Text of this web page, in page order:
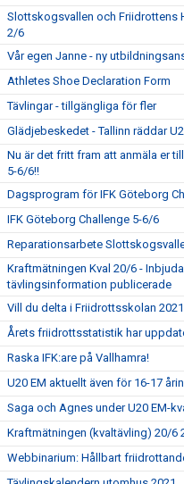
Slottskogsvallen och Friidrottens
2/6
Vår egen Janne - ny
Athletes Shoe Declaration Form
Tävlingar - tillgängliga för fler
Glädjebeskedet - Tallinn räddar
Nu är det fritt fram att anmäla er
5-6/6!!
Dagsprogram för IFK Göteborg
IFK Göteborg Challenge 5-6/6
Reparationsarbete
Kraftmätningen Kval 20/6 -
tävlingsinformation publicerade
Vill du delta i Friidrottsskolan
Årets friidrottsstatistik har
Raska IFK:are på Vallhamra!
U20 EM aktuellt även för 16-17
Saga och Agnes under U20 EM-
Kraftmätningen (kvaltävling) 20/6
Webbinarium: Hållbart